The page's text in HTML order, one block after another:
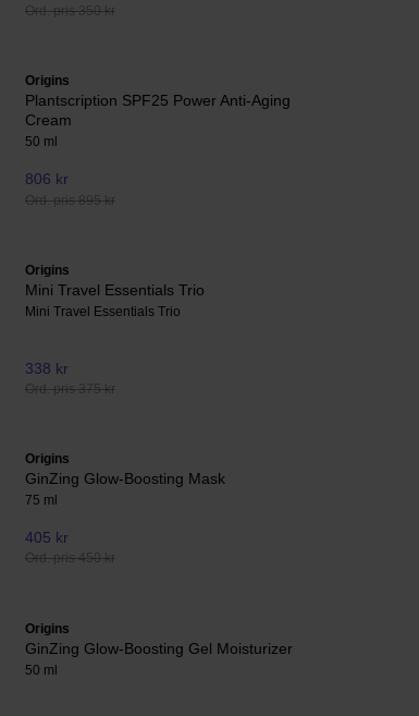
Ord. pris 350 kr
Origins
Plantscription SPF25 Power Anti-Aging
Cream
50 ml
806 kr
Ord. pris 895 kr
Origins
Mini Travel Essentials Trio
Mini Travel Essentials Trio
338 kr
Ord. pris 375 kr
Origins
GinZing Glow-Boosting Mask
75 ml
405 kr
Ord. pris 450 kr
Origins
GinZing Glow-Boosting Gel Moisturizer
50 ml